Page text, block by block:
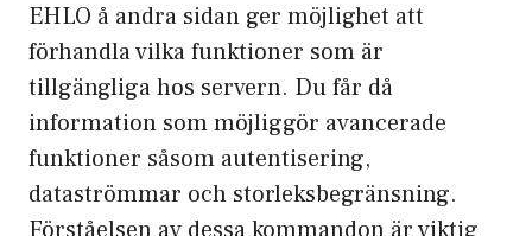
EHLO å andra sidan ger möjlighet att
förhandla vilka funktioner som är
tillgängliga hos servern. Du får då
information som möjliggör avancerade
funktioner såsom autentisering,
dataströmmar och storleksbegränsning.